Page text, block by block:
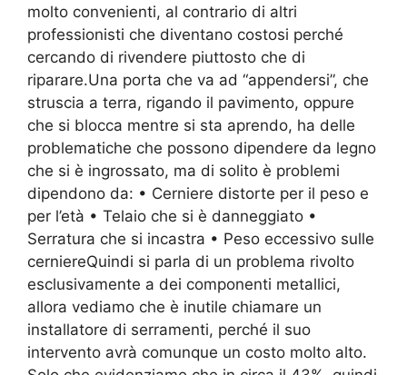
molto convenienti, al contrario di altri
professionisti che diventano costosi perché
cercando di rivendere piuttosto che di
riparare.Una porta che va ad “appendersi”, che
struscia a terra, rigando il pavimento, oppure
che si blocca mentre si sta aprendo, ha delle
problematiche che possono dipendere da legno
che si è ingrossato, ma di solito è problemi
dipendono da: • Cerniere distorte per il peso e
per l’età • Telaio che si è danneggiato •
Serratura che si incastra • Peso eccessivo sulle
cerniereQuindi si parla di un problema rivolto
esclusivamente a dei componenti metallici,
allora vediamo che è inutile chiamare un
installatore di serramenti, perché il suo
intervento avrà comunque un costo molto alto.